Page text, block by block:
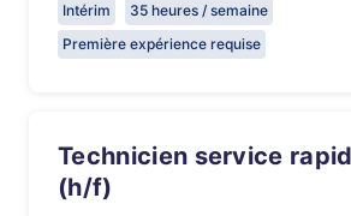
Intérim
35 heures / semaine
Première expérience requise
technicien service rapide Seynod
(h/f)